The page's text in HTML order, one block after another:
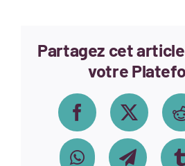
Partagez cet
votre
FacebookX
WhatsApp